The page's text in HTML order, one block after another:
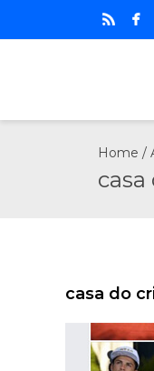
Home /
casa do